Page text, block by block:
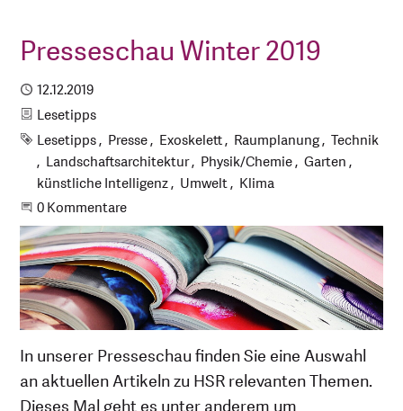
Presseschau Winter 2019
Publiziert
12.12.2019
Kategorie
Lesetipps
Schlagworte
Lesetipps Presse Exoskelett Raumplanung
Technik
Landschaftsarchitektur
Physik/Chemie
Garten
künstliche Intelligenz
Umwelt
Klima
Beginne eine Unterhaltung
0 Kommentare
In unserer Presseschau finden Sie eine Auswahl
an aktuellen Artikeln zu HSR relevanten Themen.